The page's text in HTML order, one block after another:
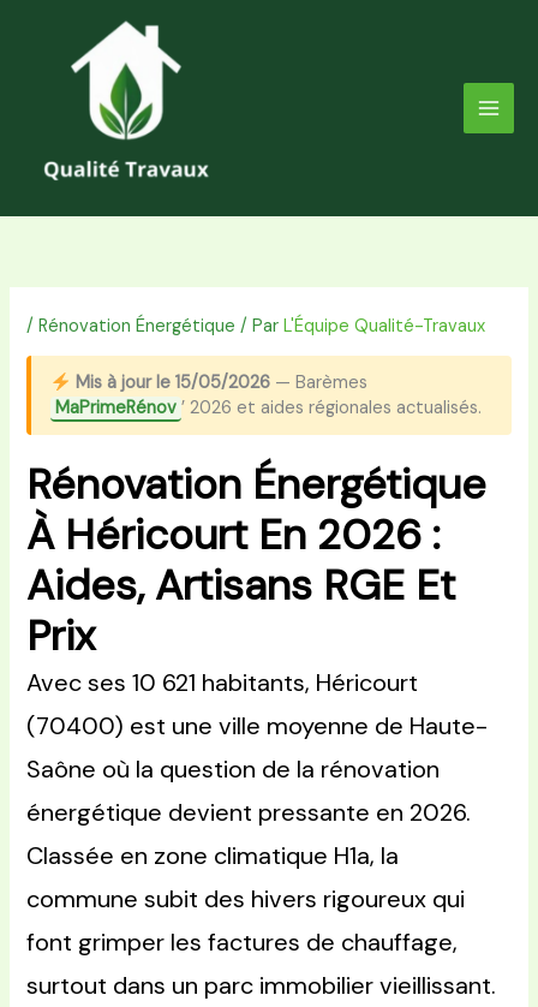
/Rénovation Énergétique / ParL'Équipe Qualité-Travaux
Mis à jour le 15/05/2026 — Barèmes
MaPrimeRénov ’ 2026 et aides régionales actualisés.
Rénovation Énergétique
À Héricourt En 2026 :
Aides, Artisans RGE Et
Prix
Avec ses 10 621 habitants, Héricourt
(70400) est une ville moyenne de Haute-
Saône où la question de la rénovation
énergétique devient pressante en 2026.
Classée en zone climatique H1a, la
commune subit des hivers rigoureux qui
font grimper les factures de chauffage,
surtout dans un parc immobilier vieillissant.